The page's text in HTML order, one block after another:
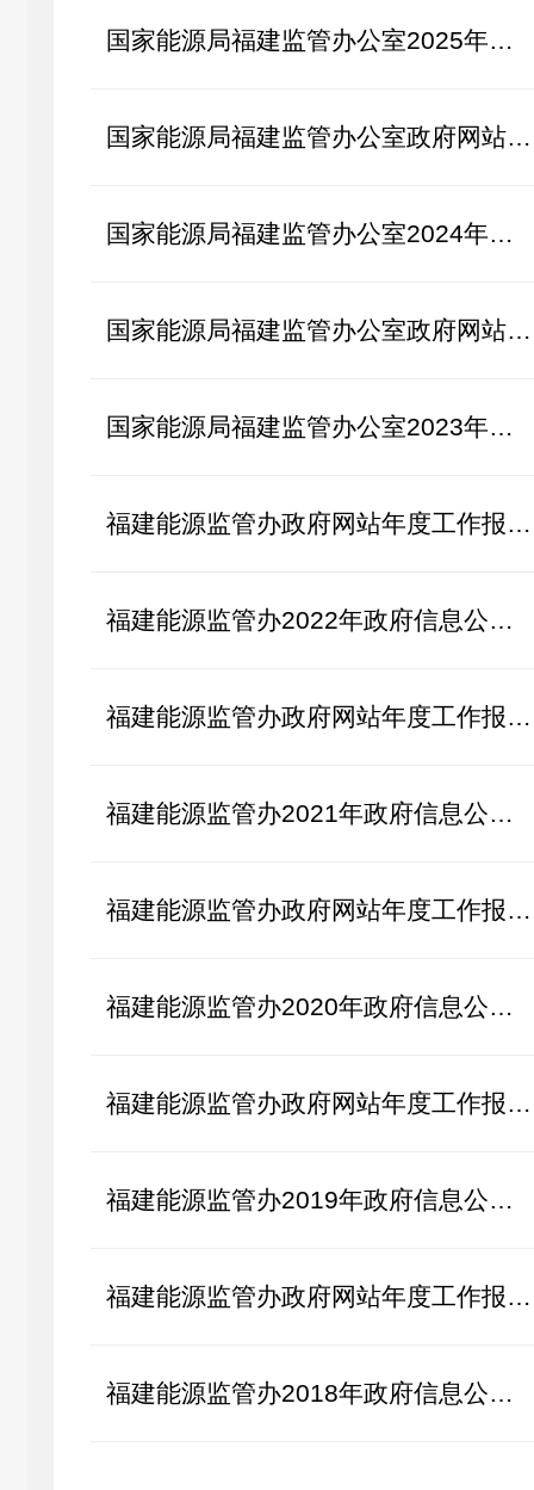
国家能源局福建监管办公室2025年政府信息公开工作年度报告
国家能源局福建监管办公室政府网站年度工作报表（2025年度）
国家能源局福建监管办公室2024年政府信息公开工作年度报告
国家能源局福建监管办公室政府网站年度工作报表（2024年度）
国家能源局福建监管办公室2023年政府信息公开工作年度报告
福建能源监管办政府网站年度工作报表（2023年度）
福建能源监管办2022年政府信息公开工作年度报告
福建能源监管办政府网站年度工作报表（2022年度）
福建能源监管办2021年政府信息公开工作年度报告
福建能源监管办政府网站年度工作报表（2021年度）
福建能源监管办2020年政府信息公开年度报告
福建能源监管办政府网站年度工作报表（2020年度）
福建能源监管办2019年政府信息公开年度报告
福建能源监管办政府网站年度工作报表（2019年度）
福建能源监管办2018年政府信息公开年度报告